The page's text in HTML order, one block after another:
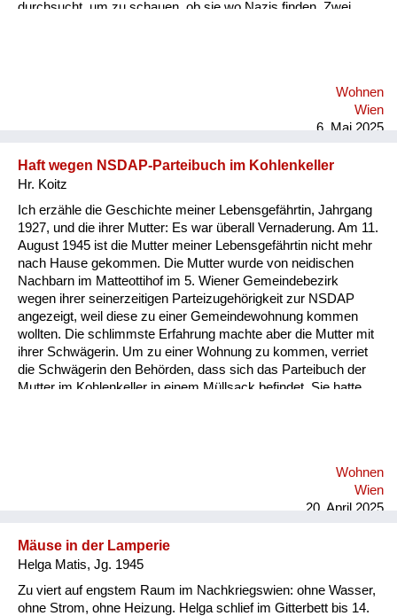
Wohnen
durchsucht, um zu schauen, ob sie wo Nazis finden. Zwei
Marschgesänge, die die Russen beim Marschieren durch die
Wohnen
Wien
6. Mai 2025
Haft wegen NSDAP-Parteibuch im Kohlenkeller
Hr. Koitz
Ich erzähle die Geschichte meiner Lebensgefährtin, Jahrgang
1927, und die ihrer Mutter: Es war überall Vernaderung. Am 11.
August 1945 ist die Mutter meiner Lebensgefährtin nicht mehr
nach Hause gekommen. Die Mutter wurde von neidischen
Nachbarn im Matteottihof im 5. Wiener Gemeindebezirk
wegen ihrer seinerzeitigen Parteizugehörigkeit zur NSDAP
angezeigt, weil diese zu einer Gemeindewohnung kommen
wollten. Die schlimmste Erfahrung machte aber die Mutter mit
ihrer Schwägerin. Um zu einer Wohnung zu kommen, verriet
die Schwägerin den Behörden, dass sich das Parteibuch der
Mutter im Kohlenkeller in einem Müllsack befindet. Sie hatte
Mutter meiner Lebensgefährtin frei, und zwar aus dem Grund,
Wohnen
Wien
20. April 2025
Mäuse in der Lamperie
Helga Matis, Jg. 1945
Zu viert auf engstem Raum im Nachkriegswien: ohne Wasser,
ohne Strom, ohne Heizung. Helga schlief im Gitterbett bis 14.